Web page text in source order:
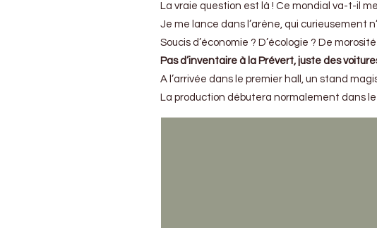
La vraie question est là ! Ce mondial va-t-il
Je me lance dans l’arène, qui curieusement
Soucis d’économie ? D’écologie ? De
Pas d’inventaire à la Prévert, juste des
A l’arrivée dans le premier hall, un stand
La production débutera normalement dans le